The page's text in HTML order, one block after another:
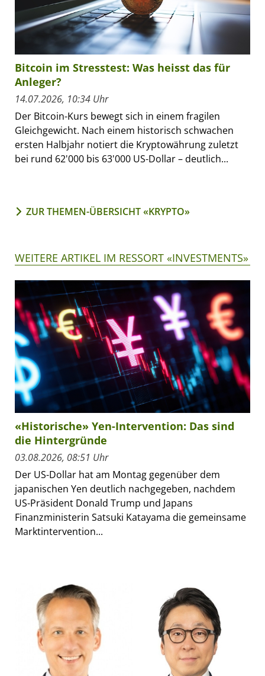
Bitcoin im Stresstest: Was heisst das für
Anleger?
14.07.2026, 10:34 Uhr
Der Bitcoin-Kurs bewegt sich in einem fragilen
Gleichgewicht. Nach einem historisch schwachen
ersten Halbjahr notiert die Kryptowährung zuletzt
bei rund 62'000 bis 63'000 US-Dollar – deutlich...
ZUR THEMEN-ÜBERSICHT «KRYPTO»
WEITERE ARTIKEL IM RESSORT «INVESTMENTS»
«Historische» Yen-Intervention: Das sind
die Hintergründe
03.08.2026, 08:51 Uhr
Der US-Dollar hat am Montag gegenüber dem
japanischen Yen deutlich nachgegeben, nachdem
US-Präsident Donald Trump und Japans
Finanzministerin Satsuki Katayama die gemeinsame
Marktintervention...